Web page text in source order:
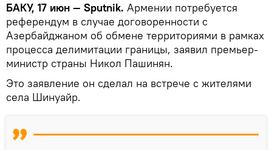
БАКУ, 17 июн — Sputnik. Армении потребуется
референдум в случае договоренности с
Азербайджаном об обмене территориями в рамках
процесса делимитации границы, заявил премьер-
министр страны Никол Пашинян.
Это заявление он сделал на встрече с жителями
села Шинуайр.